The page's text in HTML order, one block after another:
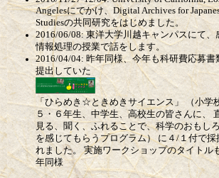
Angelesにでかけ、Digital Archives for
Studiesの共同研究をはじめました。
2016/06/08: 東洋大学川越キャンパスにて、
情報処理の授業で話をします。
2016/04/04: 昨年同様、今年も科研費応募書
提出していた
「ひらめき☆ときめきサイエンス」 （小学
５・６年生、中学生、高校生の皆さんに、
見る、聞く、ふれることで、科学のおもし
を感じてもらうプログラム） に４/１付で採
れました。 実施ワークショップのタイトル
年同様